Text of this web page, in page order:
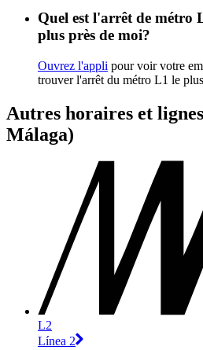
Quel est l'arrêt de métro
plus près de moi?
Ouvrez l'appli pour voir votre
trouver l'arrêt du métro L1 le
Autres horaires et
Málaga)
L2
Línea 2